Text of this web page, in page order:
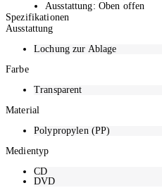
Ausstattung: Oben offen
40 Stück
Detailfarbe: Transparent
Spezifikationen
Ausstattung
Lochung zur Ablage
Farbe
Transparent
Material
Polypropylen (PP)
Medientyp
CD
DVD